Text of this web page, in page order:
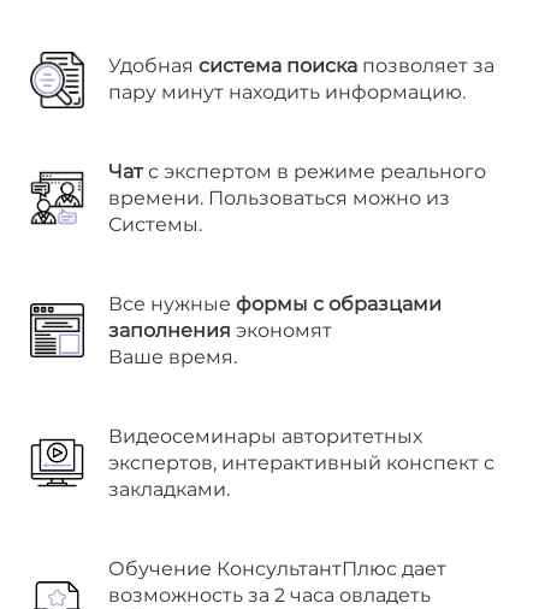
Удобная система поиска позволяет за
пару минут находить информацию.
Чатс экспертом в режиме реального
времени. Пользоваться можно из
Системы.
Все нужные формы с образцами
заполнения экономят
Ваше время.
Видеосеминары авторитетных
экспертов, интерактивный конспект с
закладками.
Обучение КонсультантПлюс дает
возможность за 2 часа овладеть